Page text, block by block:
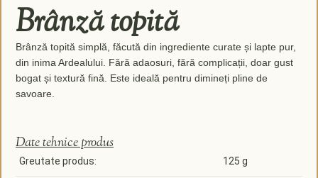
Brânză topită
Brânză topită simplă, făcută din ingrediente curate și lapte pur,
din inima Ardealului. Fără adaosuri, fără complicații, doar gust
bogat și textură fină. Este ideală pentru dimineți pline de
savoare.
Date tehnice produs
Greutate produs: 125 g